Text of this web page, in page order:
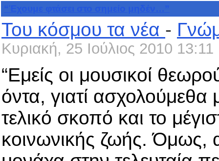
Του κόσμου τα νέα -
Κυριακή, 25 Ιούλιος 2010 13:11
“Εμείς οι μουσικοί
όντα, γιατί
τελικό σκοπό και το
κοινωνικής ζωής. Όμως,